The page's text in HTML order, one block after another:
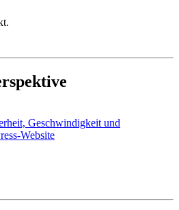
Geschwindigkeit und
Website